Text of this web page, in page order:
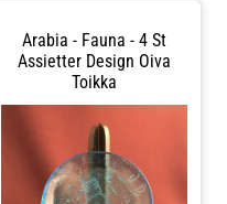
Arabia - Fauna - 4 St
Assietter Design Oiva
Toikka